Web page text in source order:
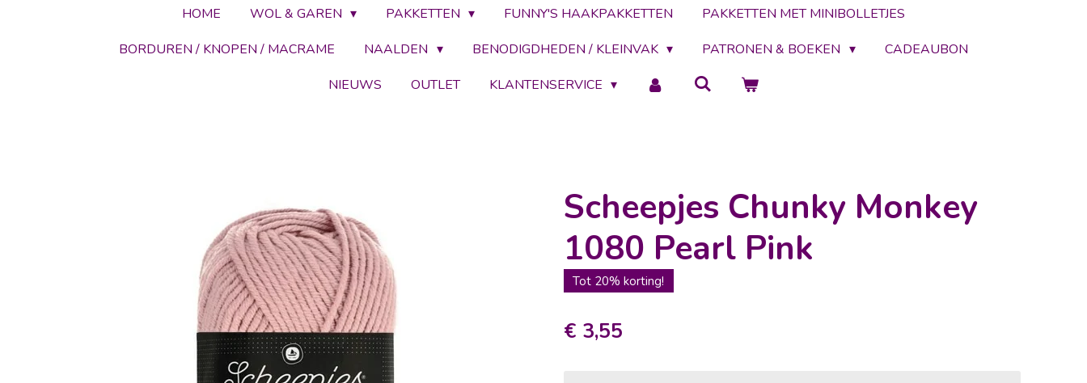
HOME WOL & GAREN PAKKETTEN FUNNY'S HAAKPAKKETTEN
PAKKETTEN MET MINIBOLLETJES
BORDUREN / KNOPEN / MACRAME
NAALDEN BENODIGDHEDEN / KLEINVAK PATRONEN & BOEKEN
CADEAUBON
NIEUWS
OUTLET KLANTENSERVICE
Scheepjes Chunky Monkey
1080 Pearl Pink
Tot 20% korting!
€ 3,55